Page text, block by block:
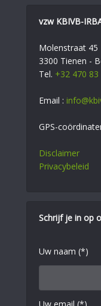
vzw KBIVB-
Molenstraat 45
3300 Tienen -
Tel. +32 470 83
Email :
GPS-
Disclaimer
Privacybeleid
Schrijf je in op
Uw naam (*)